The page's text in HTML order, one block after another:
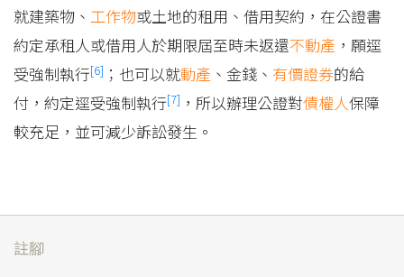
就建築物、 工作物或土地的租用、借用契約，在公證書
約定承租人或借用人於期限屆至時未返還不動產 ，願逕
受強制執行[6] ；也可以就動產 、金錢、 有價證券的給
付，約定逕受強制執行[7] ，所以辦理公證對債權人保障
較充足，並可減少訴訟發生。
註腳